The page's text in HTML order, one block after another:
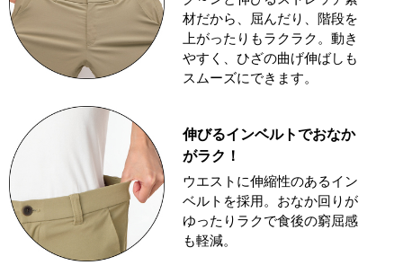
材だから、屈んだり、階段を
上がったりもラクラク。動き
やすく、ひざの曲げ伸ばしも
スムーズにできます。
伸びるインベルトでおなか
がラク！
ウエストに伸縮性のあるイン
ベルトを採用。おなか回りが
ゆったりラクで食後の窮屈感
も軽減。